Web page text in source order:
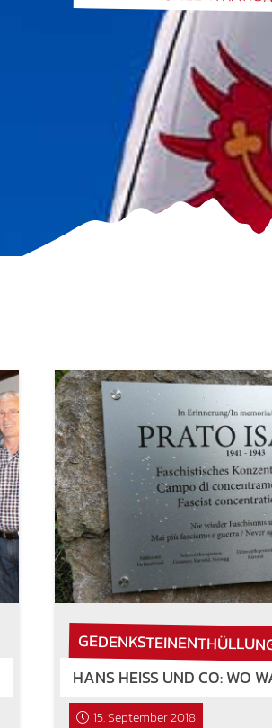
HANS HEISS UND CO: WO
15. September 2018